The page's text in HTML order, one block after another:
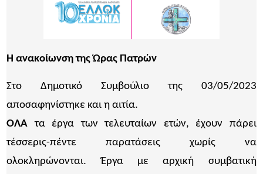
Η ανακοίωνση της Ώρας Πατρών
Στο Δημοτικό Συμβούλιο της 03/05/2023
αποσαφηνίστηκε και η αιτία.
ΟΛΑτα έργα των τελευταίων ετών, έχουν πάρει
τέσσερις-πέντε παρατάσεις χωρίς να
ολοκληρώνονται. Έργα με αρχική συμβατική